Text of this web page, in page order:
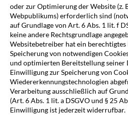
oder zur Optimierung der Website (z.
Webpublikums) erforderlich sind
auf Grundlage von Art. 6 Abs. 1 lit. f
keine andere Rechtsgrundlage
Websitebetreiber hat ein berechtigtes
Speicherung von notwendigen
und optimierten Bereitstellung seiner
Einwilligung zur Speicherung von
Wiedererkennungstechnologien
Verarbeitung ausschließlich auf
(Art. 6 Abs. 1 lit. a DSGVO und § 25
Einwilligung ist jederzeit widerrufbar.